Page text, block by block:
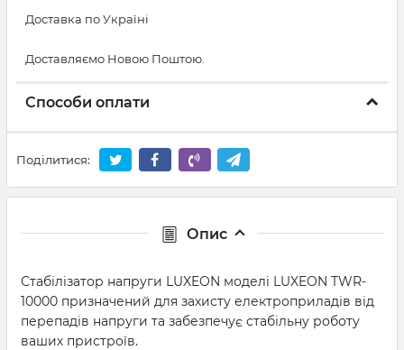
Доставка по Україні
Доставляємо Новою Поштою.
Способи оплати
Поділитися:
Опис
Стабілізатор напруги LUXEON моделі LUXEON TWR-
10000 призначений для захисту електроприладів від
перепадів напруги та забезпечує стабільну роботу
ваших пристроїв.